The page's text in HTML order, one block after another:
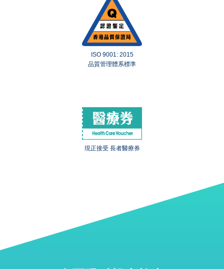
ISO 9001: 2015
品質管理體系標準
現正接受 長者醫療券